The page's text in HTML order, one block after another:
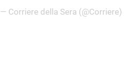
— Corriere della Sera (@Corriere)